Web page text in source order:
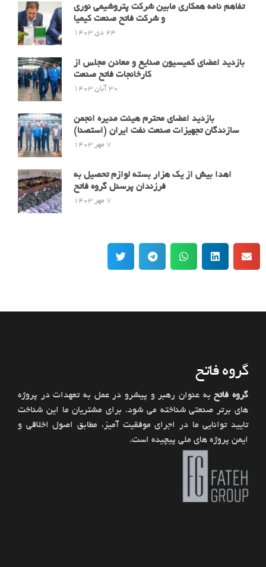
تفاهم نامه همکاری مابین شرکت پتروشیمی نوری
و شرکت فاتح صنعت کیمیا
24 دی 1403
بازدید اعضای کمیسیون صنایع و معادن مجلس از
کارخانجات فاتح صنعت
30 آبان 1403
بازدید اعضای محترم هیئت مدیره انجمن
سازندگان تجهیزات صنعت نفت ایران (استصنا)
7 مهر 1403
اهدا بیش از یک هزار بسته لوازم تحصیل به
فرزندان پرسنل گروه فاتح
7 مهر 1403
گروه فاتح
گروه فاتح به عنوان رهبر و پیشرو در عمل به تعهدات در پروژه
های برتر صنعتی شناخته می شود. برای مشتریان ما این شناخت
تایید توانایی ما در اجرای موفقیت آمیز، مطابق اصول اخلاقی و
ایمن پروژه های ملی پیچیده است.